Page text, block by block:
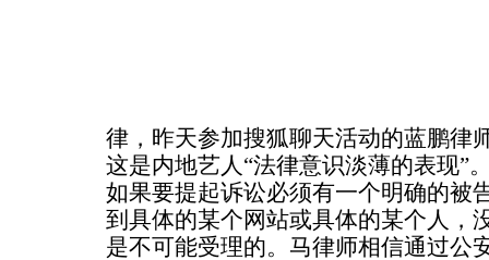
律，昨天参加搜狐聊天活动的蓝鹏律
这是内地艺人“法律意识淡薄的表现”
如果要提起诉讼必须有一个明确的被
到具体的某个网站或具体的某个人，
是不可能受理的。马律师相信通过公